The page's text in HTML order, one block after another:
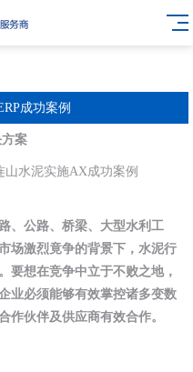
成功案例
案
成功案例
、公路、桥梁、大型水利工
场激烈竟争的背景下，水泥行
要想在竞争中立于不败之地，
业必须能够有效掌控诸多变数
作伙伴及供应商有效合作。